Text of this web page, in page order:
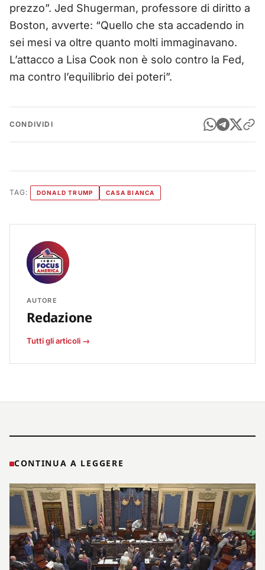
prezzo”. Jed Shugerman, professore di diritto a
Boston, avverte: “Quello che sta accadendo in
sei mesi va oltre quanto molti immaginavano.
L’attacco a Lisa Cook non è solo contro la Fed,
ma contro l’equilibrio dei poteri”.
CONDIVIDI
TAG: DONALD TRUMP CASA BIANCA
AUTORE
Redazione
Tutti gli articoli →
CONTINUA A LEGGERE